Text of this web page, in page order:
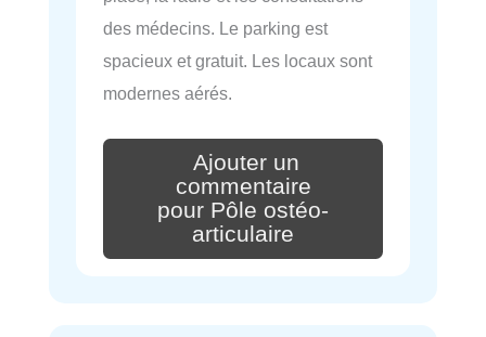
des médecins. Le parking est
spacieux et gratuit. Les locaux sont
modernes aérés.
Ajouter un
commentaire
pour Pôle ostéo-
articulaire